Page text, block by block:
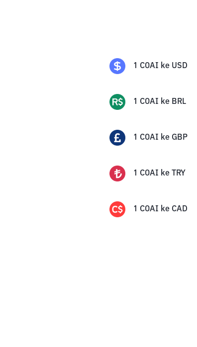
1 COAI ke USD
1 COAI ke BRL
1 COAI ke GBP
1 COAI ke TRY
1 COAI ke CAD